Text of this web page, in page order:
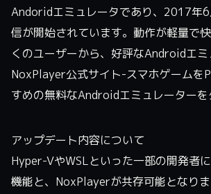
Andoridエミュレータであり、2017年
信が開始されています。動作が軽量で
くのユーザーから、好評なAndroidエミ
NoxPlayer公式サイト-スマホゲームを
すめの無料なAndroidエミュレーターを
アップデート内容について
Hyper-VやWSLといった一部の開発者
機能と、NoxPlayerが共存可能となりま